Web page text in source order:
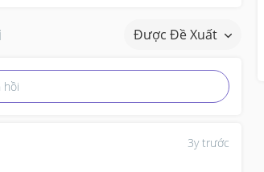
Được Đề Xuất
hồi
3y trước